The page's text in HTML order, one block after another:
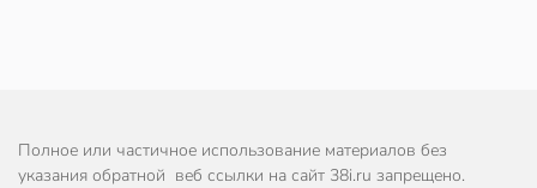
Полное или частичное использование материалов без
указания обратной веб ссылки на сайт 38i.ru запрещено.